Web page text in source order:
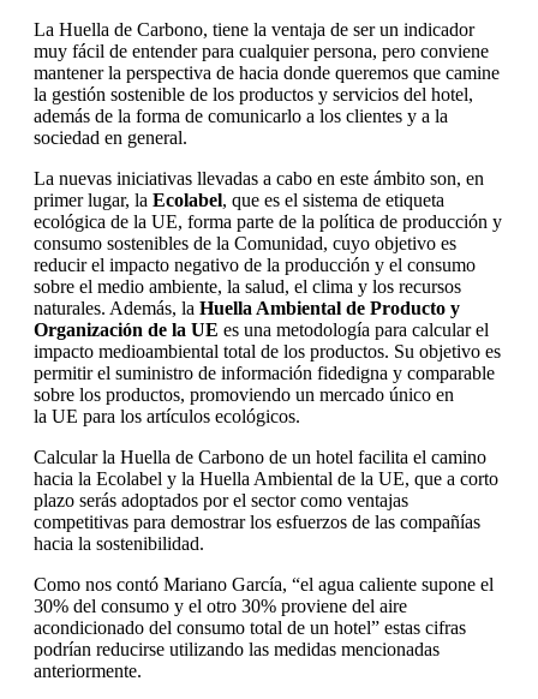
La Huella de Carbono, tiene la ventaja de ser un indicador
muy fácil de entender para cualquier persona, pero conviene
mantener la perspectiva de hacia donde queremos que camine
la gestión sostenible de los productos y servicios del hotel,
además de la forma de comunicarlo a los clientes y a la
sociedad en general.
La nuevas iniciativas llevadas a cabo en este ámbito son, en
primer lugar, la Ecolabel, que es el sistema de etiqueta
ecológica de la UE, forma parte de la política de producción y
consumo sostenibles de la Comunidad, cuyo objetivo es
reducir el impacto negativo de la producción y el consumo
sobre el medio ambiente, la salud, el clima y los recursos
naturales. Además, la Huella Ambiental de Producto y
Organización de la UE es una metodología para calcular el
impacto medioambiental total de los productos. Su objetivo es
permitir el suministro de información fidedigna y comparable
sobre los productos, promoviendo un mercado único en
la UE para los artículos ecológicos.
Calcular la Huella de Carbono de un hotel facilita el camino
hacia la Ecolabel y la Huella Ambiental de la UE, que a corto
plazo serás adoptados por el sector como ventajas
competitivas para demostrar los esfuerzos de las compañías
hacia la sostenibilidad.
Como nos contó Mariano García, “el agua caliente supone el
30% del consumo y el otro 30% proviene del aire
acondicionado del consumo total de un hotel” estas cifras
podrían reducirse utilizando las medidas mencionadas
anteriormente.